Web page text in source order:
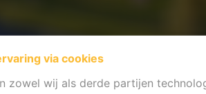
via cookies
zowel wij als derde partijen